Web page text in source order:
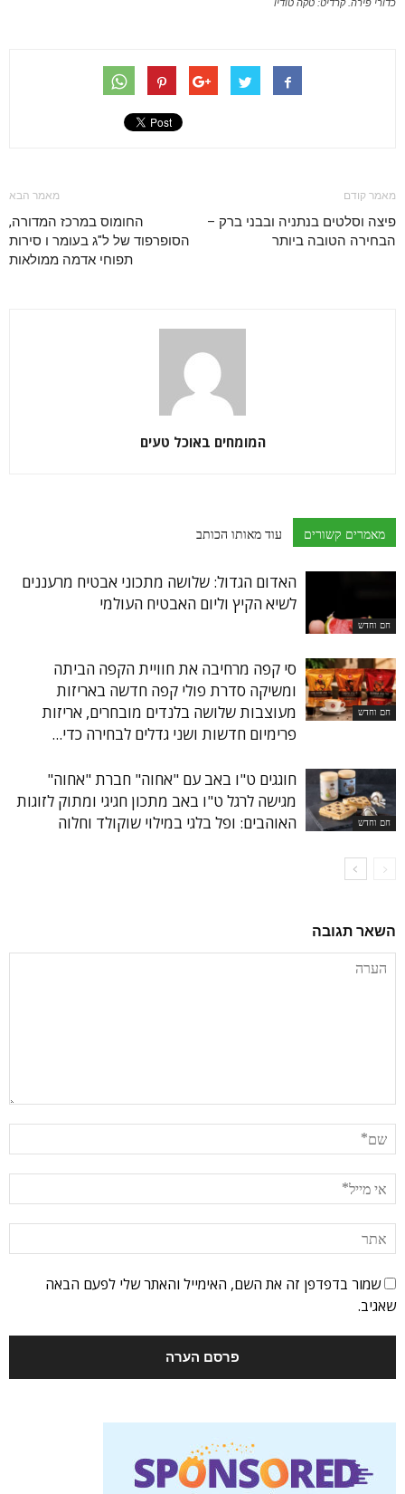
כדורי פירה. קרדיט: טקה טודיו
מאמר קודם
פיצה וסלטים בנתניה ובבני ברק –
הבחירה הטובה ביותר
מאמר הבא
החומוס במרכז המדורה,
הסופרפוד של ל"ג בעומר ו סירות
תפוחי אדמה ממולאות
המומחים באוכל טעים
מאמרים קשורים עוד מאותו הכותב
חם וחדש
האדום הגדול: שלושה מתכוני אבטיח מרעננים
לשיא הקיץ וליום האבטיח העולמי
חם וחדש
סי קפה מרחיבה את חוויית הקפה הביתה
ומשיקה סדרת פולי קפה חדשה באריזות
מעוצבות שלושה בלנדים מובחרים, אריזות
פרימיום חדשות ושני גדלים לבחירה כדי...
חם וחדש
חוגגים ט"ו באב עם "אחוה" חברת "אחוה"
מגישה לרגל ט"ו באב מתכון חגיגי ומתוק לזוגות
האוהבים: ופל בלגי במילוי שוקולד וחלוה
השאר תגובה
שמור בדפדפן זה את השם, האימייל והאתר שלי לפעם הבאה
שאגיב.